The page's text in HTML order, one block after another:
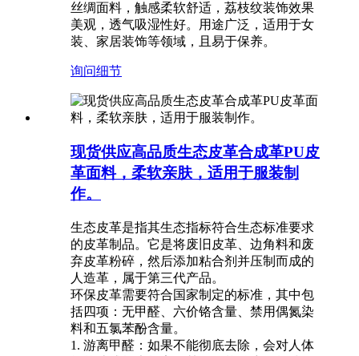
丝绸面料，触感柔软舒适，荔枝纹装饰效果
美观，透气吸湿性好。用途广泛，适用于女
装、家居装饰等领域，且易于保养。
询问细节
现货供应高品质生态皮革合成革PU皮
革面料，柔软亲肤，适用于服装制
作。
生态皮革是指其生态指标符合生态标准要求
的皮革制品。它是将废旧皮革、边角料和废
弃皮革粉碎，然后添加粘合剂并压制而成的
人造革，属于第三代产品。
环保皮革需要符合国家制定的标准，其中包
括四项：无甲醛、六价铬含量、禁用偶氮染
料和五氯苯酚含量。
1. 游离甲醛：如果不能彻底去除，会对人体